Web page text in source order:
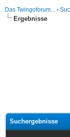
Das Twingoforum... ›
Ergebnisse
Suchergebnisse